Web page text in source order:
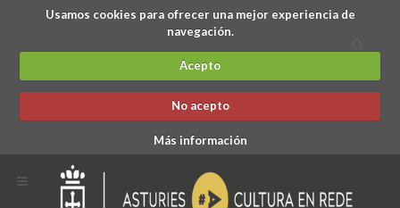
Usamos cookies para ofrecer una mejor experiencia de
navegación.
Acepto
No acepto
Más información